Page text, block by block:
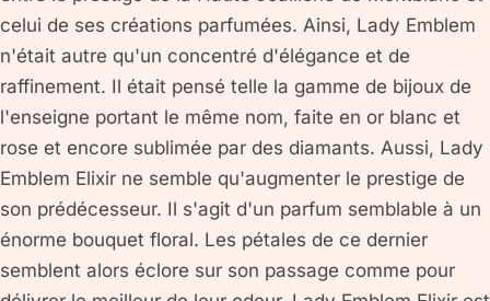
celui de ses créations parfumées. Ainsi, Lady Emblem
n'était autre qu'un concentré d'élégance et de
raffinement. Il était pensé telle la gamme de bijoux de
l'enseigne portant le même nom, faite en or blanc et
rose et encore sublimée par des diamants. Aussi, Lady
Emblem Elixir ne semble qu'augmenter le prestige de
son prédécesseur. Il s'agit d'un parfum semblable à un
énorme bouquet floral. Les pétales de ce dernier
semblent alors éclore sur son passage comme pour